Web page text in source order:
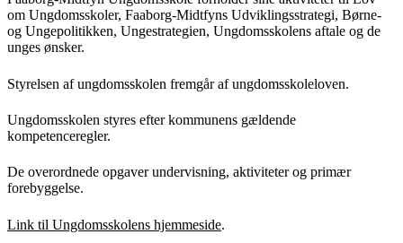
om Ungdomsskoler, Faaborg-Midtfyns Udviklingsstrategi, Børne-
og Ungepolitikken, Ungestrategien, Ungdomsskolens aftale og de
unges ønsker.
Styrelsen af ungdomsskolen fremgår af ungdomsskoleloven.
Ungdomsskolen styres efter kommunens gældende
kompetenceregler.
De overordnede opgaver undervisning, aktiviteter og primær
forebyggelse.
Link til Ungdomsskolens hjemmeside.